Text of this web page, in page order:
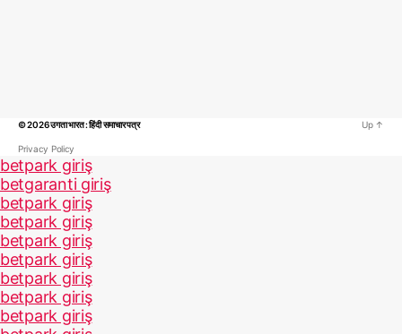
© 2026उगता भारत : हिंदी समाचार पत्र
Privacy Policy
Up ↑
betpark giriş
betgaranti giriş
betpark giriş
betpark giriş
betpark giriş
betpark giriş
betpark giriş
betpark giriş
betpark giriş